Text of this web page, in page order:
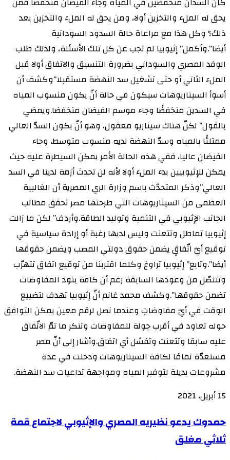
يحق له الملء والتخزين أولا، ومن يحق له الملء والتخزين بعد
ذلك؟ وكل هذا مع مراعاة حالة السدود السودانية
أيضا”.وأكمل” إثيوبيا لم تجب عن كل تلك الأسئلة، ولذلك طلب
الوفد المصري والسوداني بضرورة التنسيق والاتفاق أولا قبل
الملء الثاني أو حتى تشغيل سد النهضة مستقبلا”وكشف أن
أسوأ السيناريوهات سيكون في حالة أنّ يكون منسوب المياه
في السدين منخفضًا وجاء موسم الفيضان منخفضا.ويمضي
بالقول” لكنّ هناك سيناريو معقول، وهو أنّ يكون السدّ العالي
ممتلئًا بالمياه وسدّ النهضة لديه منسوب متوسط، وجاء
الفيضان عاليا، ففي هذه الحالة الأمر يمكن السيطرة عليه حيث
يمكن للإثيوبيين بدء الملء أولا لأنه لن تحدث أزمة لدينا في السد
العالي”وذكر المتحدّث باسم وزارة الري المصرية أن الغالبية
العظمى من السيناريوهات التي طرحتها مصر تحقق مطالب
الجانب الإثيوبي في التنمية وتوليد الطاقة.وأردف” لكن ما زالت
إثيوبيا تماطل وتتعنت وليس لديها رغبة أو إرادة سياسية في
توقيع أيّ اتّفاقٍ يضمن حقوق دولتي المصب ويضمن حقوقها
أيضا”.وتابع” إثيوبيا تراوغ وكلما اقتربنا من توقيع اتفاق تتهرّب
وتتنصّل من وعودها السابقة رغم أن كافة بنود المفاوضات
تضمن حقوقها”.وكشف محمد غانم أنّ إثيوبيا تهدف لتضييع
الوقت في أيّ مفاوضاتٍ وعندما نصل لرقم معين يمكن التوافق
حوله تعاود في أقرب جولة للمفاوضات وتنكر ما تمّ الاتّفاق
عليه سابقا وتتعنت وتفشل أي اتفاق.وأشار إلى أنّ مصر
مستعدّة تمامًا لكافة السيناريوهات ودخلت في عدة
مشروعات بديلة لتوفير المياه ومواجهة تداعيات سد النهضة.
15 أبريل، 2021
حمدوك
يدعو
نظيريه
حمدوك يدعو نظيريه المصري والإثيوبي لاجتماع قمة
ثلاثي مغلق